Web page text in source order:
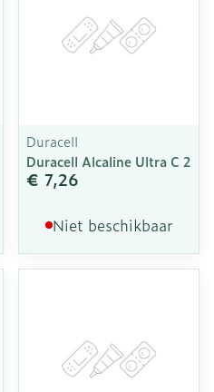
Duracell
Duracell Alcaline Ultra C 2
€ 7,26
Niet beschikbaar